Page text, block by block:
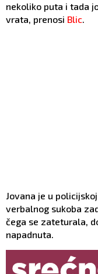
nekoliko puta i tada
vrata, prenosi Blic.
Jovana je u
verbalnog sukoba
čega se zateturala,
napadnuta.